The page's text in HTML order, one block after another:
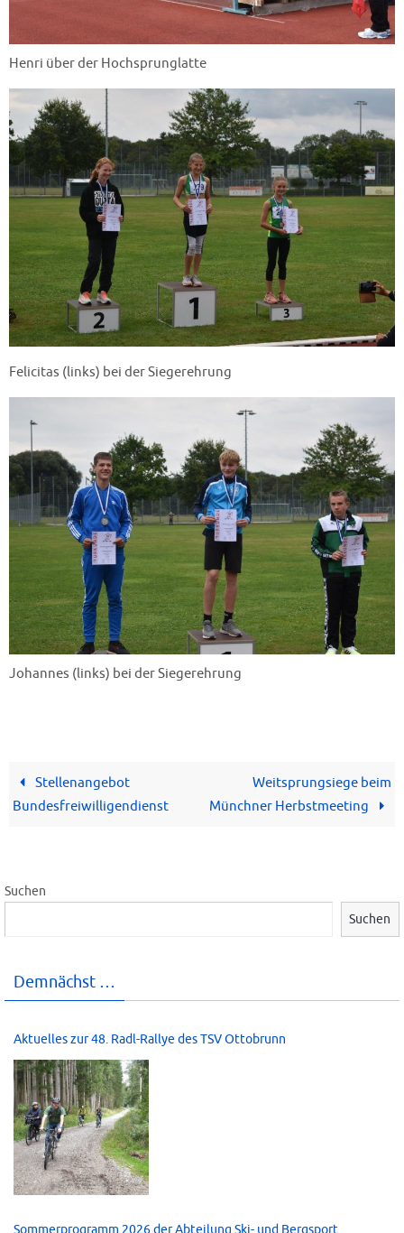
Henri über der Hochsprunglatte
Felicitas (links) bei der Siegerehrung
Johannes (links) bei der Siegerehrung
Stellenangebot
Bundesfreiwilligendienst
Weitsprungsiege beim
Münchner Herbstmeeting
Suchen
Suchen
Demnächst …
Aktuelles zur 48. Radl-Rallye des TSV Ottobrunn